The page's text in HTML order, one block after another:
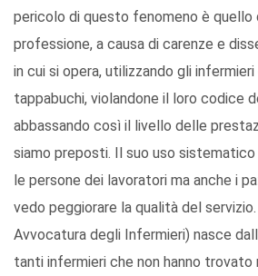
pericolo di questo fenomeno è quello
professione, a causa di carenze e
in cui si opera, utilizzando gli
tappabuchi, violandone il loro codice
abbassando così il livello delle
siamo preposti. Il suo uso sistematico
le persone dei lavoratori ma anche i
vedo peggiorare la qualità del servizio.
Avvocatura degli Infermieri) nasce
tanti infermieri che non hanno